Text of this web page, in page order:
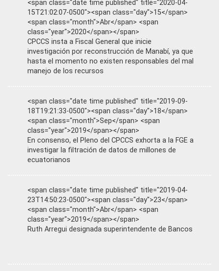
<span class="date time published" title="2020-04-
15T21:02:07-0500"><span class="day">15</span>
<span class="month">Abr</span> <span
class="year">2020</span></span>
CPCCS insta a Fiscal General que inicie
investigación por reconstrucción de Manabí, ya que
hasta el momento no existen responsables del mal
manejo de los recursos
<span class="date time published" title="2019-09-
18T19:21:33-0500"><span class="day">18</span>
<span class="month">Sep</span> <span
class="year">2019</span></span>
En consenso, el Pleno del CPCCS exhorta a la FGE a
investigar la filtración de datos de millones de
ecuatorianos
<span class="date time published" title="2019-04-
23T14:50:23-0500"><span class="day">23</span>
<span class="month">Abr</span> <span
class="year">2019</span></span>
Ruth Arregui designada superintendente de Bancos